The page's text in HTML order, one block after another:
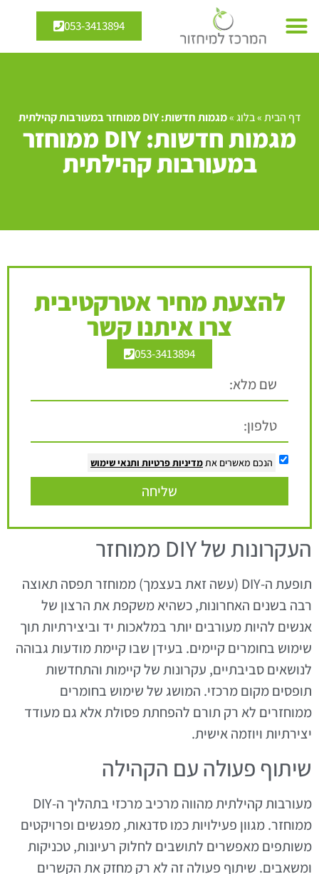
053-3413894
דף הבית»בלוג»מגמות חדשות: DIY ממוחזר במעורבות קהילתית
מגמות חדשות: DIY ממוחזר
במעורבות קהילתית
להצעת מחיר אטרקטיבית
צרו איתנו קשר
053-3413894
הנכם מאשרים את מדיניות פרטיות ותנאי שימוש
שליחה
העקרונות של DIY ממוחזר
תופעת ה-DIY (עשה זאת בעצמך) ממוחזר תפסה תאוצה
רבה בשנים האחרונות, כשהיא משקפת את הרצון של
אנשים להיות מעורבים יותר במלאכות יד וביצירתיות תוך
שימוש בחומרים קיימים. בעידן שבו קיימת מודעות גבוהה
לנושאים סביבתיים, עקרונות של קיימות והתחדשות
תופסים מקום מרכזי. המושג של שימוש בחומרים
ממוחזרים לא רק תורם להפחתת פסולת אלא גם מעודד
יצירתיות ויוזמה אישית.
שיתוף פעולה עם הקהילה
מעורבות קהילתית מהווה מרכיב מרכזי בתהליך ה-DIY
ממוחזר. מגוון פעילויות כמו סדנאות, מפגשים ופרויקטים
משותפים מאפשרים לתושבים לחלוק רעיונות, טכניקות
ומשאבים. שיתוף פעולה זה לא רק מחזק את הקשרים